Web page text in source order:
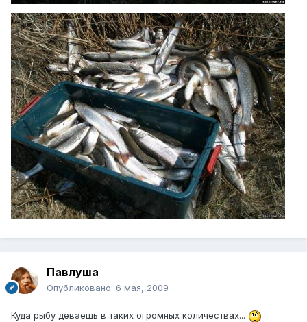
Павлуша
Опубликовано: 6 мая, 2009
Куда рыбу деваешь в таких огромных количествах...